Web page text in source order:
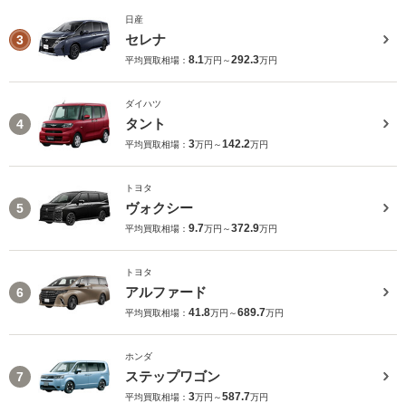
3
日産
セレナ
平均買取相場： 8.1万円～292.3万円
4
ダイハツ
タント
平均買取相場： 3万円～142.2万円
5
トヨタ
ヴォクシー
平均買取相場： 9.7万円～372.9万円
6
トヨタ
アルファード
平均買取相場： 41.8万円～689.7万円
7
ホンダ
ステップワゴン
平均買取相場： 3万円～587.7万円